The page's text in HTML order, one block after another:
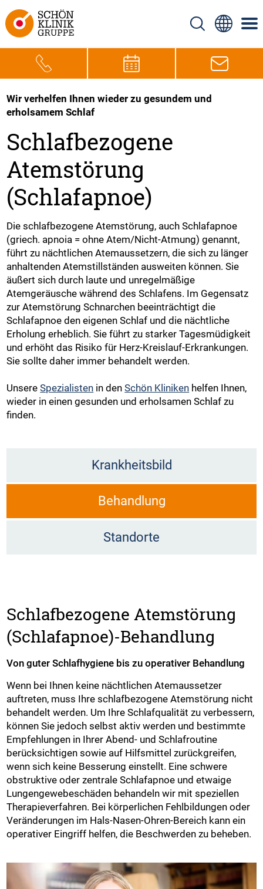
Wir verhelfen Ihnen wieder zu gesundem und
erholsamem Schlaf
Schlafbezogene
Atemstörung
(Schlafapnoe)
Die schlafbezogene Atemstörung, auch Schlafapnoe
(griech. apnoia = ohne Atem/Nicht-Atmung) genannt,
führt zu nächtlichen Atemaussetzern, die sich zu länger
anhaltenden Atemstillständen ausweiten können. Sie
äußert sich durch laute und unregelmäßige
Atemgeräusche während des Schlafens. Im Gegensatz
zur Atemstörung Schnarchen beeinträchtigt die
Schlafapnoe den eigenen Schlaf und die nächtliche
Erholung erheblich. Sie führt zu starker Tagesmüdigkeit
und erhöht das Risiko für Herz-Kreislauf-Erkrankungen.
Sie sollte daher immer behandelt werden.
UnsereSpezialisten in denSchön Kliniken helfen Ihnen,
wieder in einen gesunden und erholsamen Schlaf zu
finden.
Krankheitsbild
Behandlung
Standorte
Schlafbezogene Atemstörung
(Schlafapnoe)-Behandlung
Von guter Schlafhygiene bis zu operativer Behandlung
Wenn bei Ihnen keine nächtlichen Atemaussetzer
auftreten, muss Ihre schlafbezogene Atemstörung nicht
behandelt werden. Um Ihre Schlafqualität zu verbessern,
können Sie jedoch selbst aktiv werden und bestimmte
Empfehlungen in Ihrer Abend- und Schlafroutine
berücksichtigen sowie auf Hilfsmittel zurückgreifen,
wenn sich keine Besserung einstellt. Eine schwere
obstruktive oder zentrale Schlafapnoe und etwaige
Lungengewebeschäden behandeln wir mit speziellen
Therapieverfahren. Bei körperlichen Fehlbildungen oder
Veränderungen im Hals-Nasen-Ohren-Bereich kann ein
operativer Eingriff helfen, die Beschwerden zu beheben.